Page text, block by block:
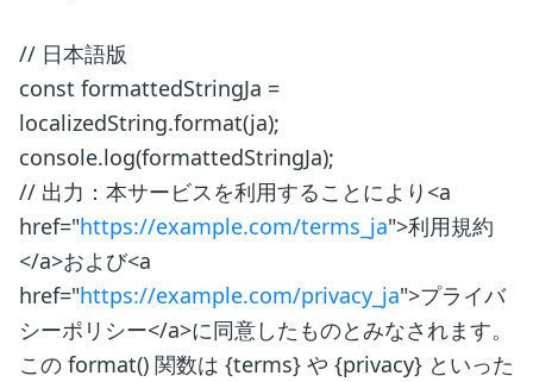
// 日本語版
const formattedStringJa =
localizedString.format(ja);
console.log(formattedStringJa);
// 出力：本サービスを利用することにより<a
href="https://example.com/terms_ja">利用規約
</a>および<a
href="https://example.com/privacy_ja">プライバ
シーポリシー</a>に同意したものとみなされます。
この format() 関数は {terms} や {privacy} といった